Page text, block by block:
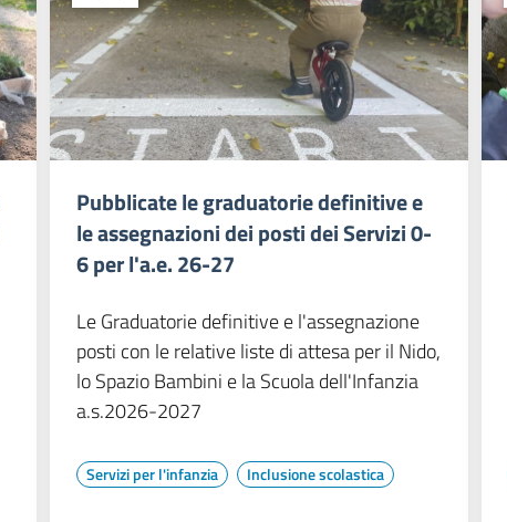
Pubblicate le graduatorie definitive e
le assegnazioni dei posti dei Servizi 0-
6 per l'a.e. 26-27
Le Graduatorie definitive e l'assegnazione
posti con le relative liste di attesa per il Nido,
lo Spazio Bambini e la Scuola dell'Infanzia
a.s.2026-2027
Servizi per l'infanzia Inclusione scolastica